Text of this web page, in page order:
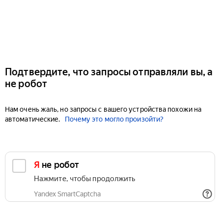
Подтвердите, что запросы отправляли вы, а
не робот
Нам очень жаль, но запросы с вашего устройства похожи на
автоматические.
Почему это могло произойти?
Я не робот
Нажмите, чтобы продолжить
Yandex SmartCaptcha